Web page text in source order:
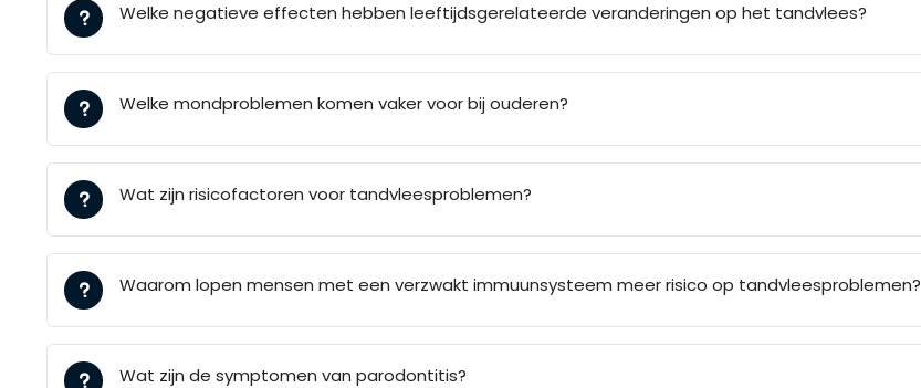
Welke negatieve effecten hebben leeftijdsgerelateerde veranderingen op het tandvlees?
Welke mondproblemen komen vaker voor bij ouderen?
Wat zijn risicofactoren voor tandvleesproblemen?
Waarom lopen mensen met een verzwakt immuunsysteem meer risico op tandvleesproblemen?
Wat zijn de symptomen van parodontitis?